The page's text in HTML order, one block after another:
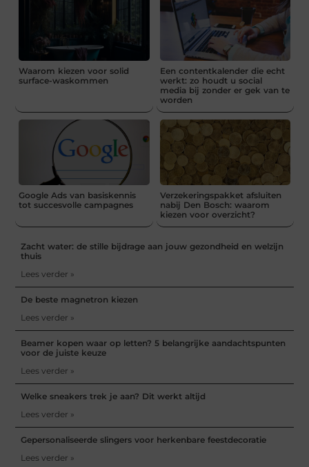
Waarom kiezen voor solid
surface-waskommen
Een contentkalender die echt
werkt: zo houdt u social
media bij zonder er gek van te
worden
Google Ads van basiskennis
tot succesvolle campagnes
Verzekeringspakket afsluiten
nabij Den Bosch: waarom
kiezen voor overzicht?
Zacht water: de stille bijdrage aan jouw gezondheid en welzijn
thuis
Lees verder »
De beste magnetron kiezen
Lees verder »
Beamer kopen waar op letten? 5 belangrijke aandachtspunten
voor de juiste keuze
Lees verder »
Welke sneakers trek je aan? Dit werkt altijd
Lees verder »
Gepersonaliseerde slingers voor herkenbare feestdecoratie
Lees verder »